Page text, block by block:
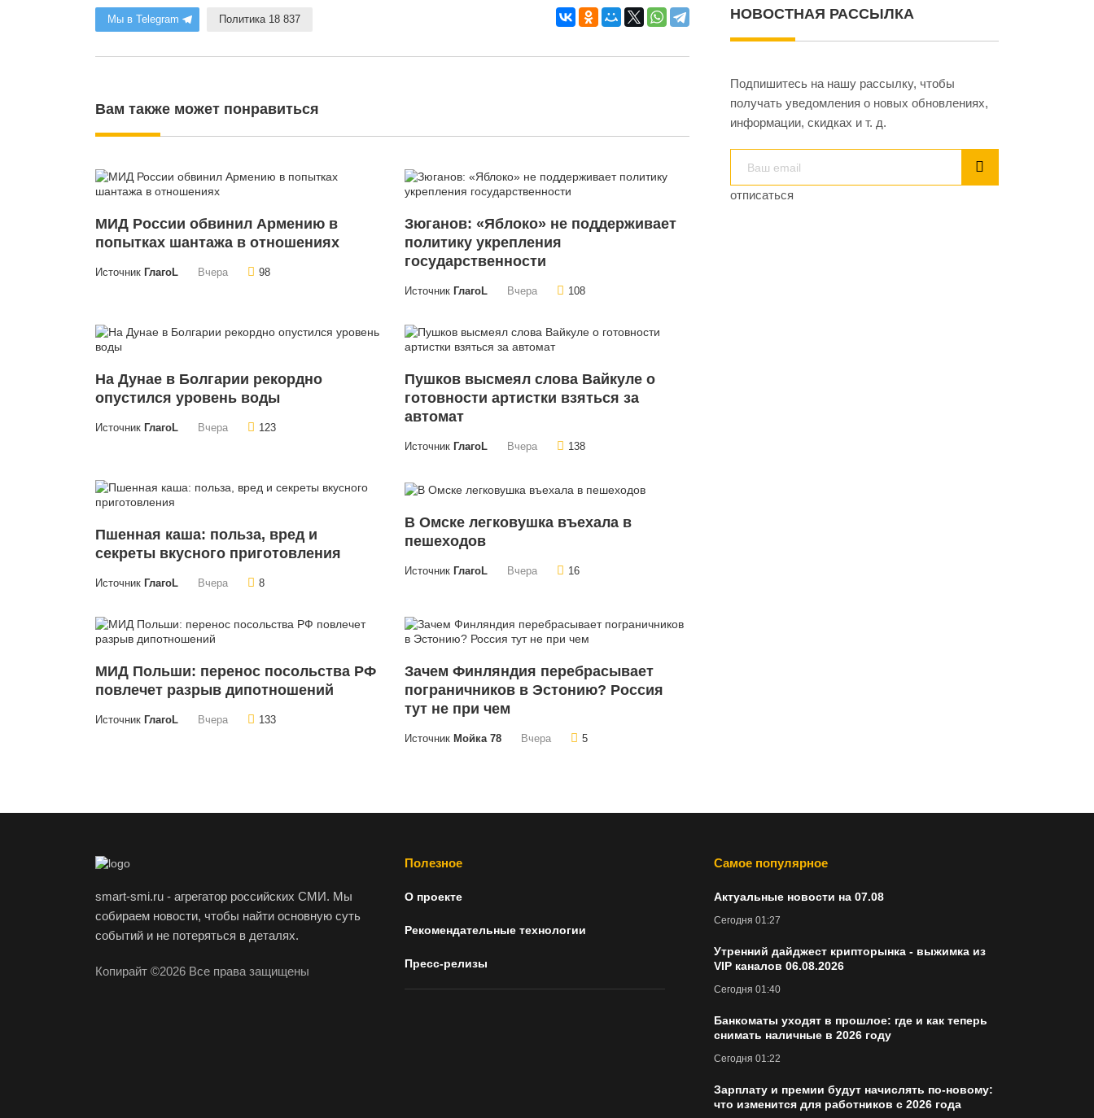
Мы в Telegram Политика 18 837
Вам также может понравиться
МИД России обвинил Армению в
попытках шантажа в отношениях
Источник ГлагоL Вчера 98
Зюганов: «Яблоко» не поддерживает
политику укрепления
государственности
Источник ГлагоL Вчера 108
На Дунае в Болгарии рекордно
опустился уровень воды
Источник ГлагоL Вчера 123
Пушков высмеял слова Вайкуле о
готовности артистки взяться за
автомат
Источник ГлагоL Вчера 138
Пшенная каша: польза, вред и
секреты вкусного приготовления
Источник ГлагоL Вчера 8
В Омске легковушка въехала в
пешеходов
Источник ГлагоL Вчера 16
МИД Польши: перенос посольства РФ
повлечет разрыв дипотношений
Источник ГлагоL Вчера 133
Зачем Финляндия перебрасывает
пограничников в Эстонию? Россия
тут не при чем
Источник Мойка 78 Вчера 5
НОВОСТНАЯ РАССЫЛКА
Подпишитесь на нашу рассылку, чтобы
получать уведомления о новых обновлениях,
информации, скидках и т. д.
отписаться
smart-smi.ru - агрегатор российских СМИ. Мы
собираем новости, чтобы найти основную суть
событий и не потеряться в деталях.
Копирайт ©2026 Все права защищены
Полезное
О проекте
Рекомендательные технологии
Пресс-релизы
Самое популярное
Актуальные новости на 07.08
Сегодня 01:27
Утренний дайджест крипторынка - выжимка из
VIP каналов 06.08.2026
Сегодня 01:40
Банкоматы уходят в прошлое: где и как теперь
снимать наличные в 2026 году
Сегодня 01:22
Зарплату и премии будут начислять по-новому:
что изменится для работников с 2026 года